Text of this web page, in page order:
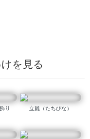
を見る
り 立雛（たちびな）